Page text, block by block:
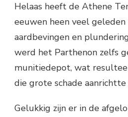
Helaas heeft de Athene
eeuwen heen veel
aardbevingen en
werd het Parthenon zelfs
munitiedepot, wat
die grote schade
Gelukkig zijn er in de